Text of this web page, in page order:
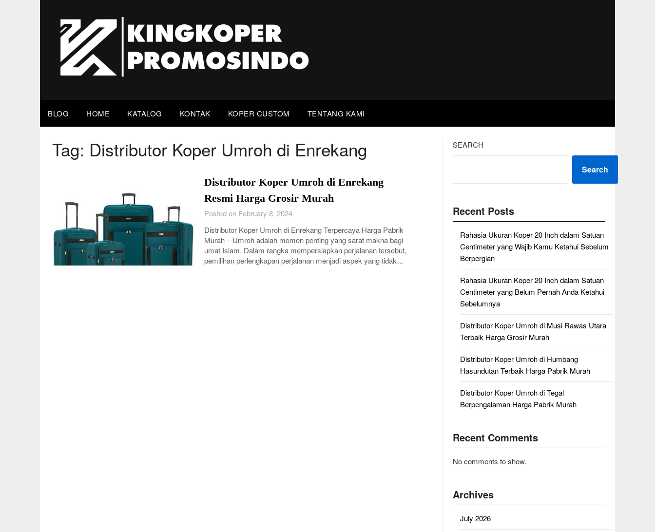
BLOG HOME KATALOG KONTAK KOPER CUSTOM TENTANG KAMI
Tag: Distributor Koper Umroh di Enrekang
Distributor Koper Umroh di Enrekang
Resmi Harga Grosir Murah
Posted on February 8, 2024
Distributor Koper Umroh di Enrekang Terpercaya Harga Pabrik
Murah – Umroh adalah momen penting yang sarat makna bagi
umat Islam. Dalam rangka mempersiapkan perjalanan tersebut,
pemilihan perlengkapan perjalanan menjadi aspek yang tidak…
SEARCH
Search
Recent Posts
Rahasia Ukuran Koper 20 Inch dalam Satuan
Centimeter yang Wajib Kamu Ketahui Sebelum
Berpergian
Rahasia Ukuran Koper 20 Inch dalam Satuan
Centimeter yang Belum Pernah Anda Ketahui
Sebelumnya
Distributor Koper Umroh di Musi Rawas Utara
Terbaik Harga Grosir Murah
Distributor Koper Umroh di Humbang
Hasundutan Terbaik Harga Pabrik Murah
Distributor Koper Umroh di Tegal
Berpengalaman Harga Pabrik Murah
Recent Comments
No comments to show.
Archives
July 2026